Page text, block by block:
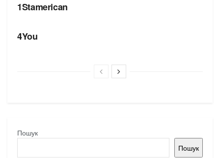
1Stamerican
4You
Пошук
Пошук